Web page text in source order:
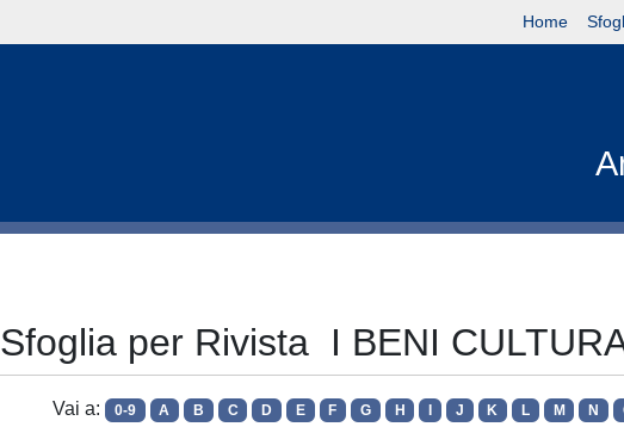
Home
Sfoglia per Rivista I BENI
Vai a: 0-9 A B C D E F G H J K L M N